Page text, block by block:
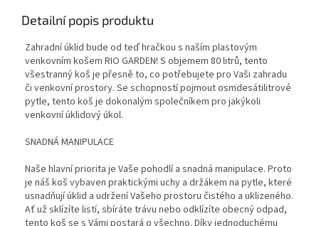
Detailní popis produktu
Zahradní úklid bude od teď hračkou s naším plastovým
venkovním košem RIO GARDEN! S objemem 80 litrů, tento
všestranný koš je přesně to, co potřebujete pro Vaši zahradu
či venkovní prostory. Se schopností pojmout osmdesátilitrové
pytle, tento koš je dokonalým společníkem pro jakýkoli
venkovní úklidový úkol.
SNADNÁ MANIPULACE
Naše hlavní priorita je Vaše pohodlí a snadná manipulace. Proto
je náš koš vybaven praktickými uchy a držákem na pytle, které
usnadňují úklid a udržení Vašeho prostoru čistého a uklizeného.
Ať už sklízíte listí, sbíráte trávu nebo odklízíte obecný odpad,